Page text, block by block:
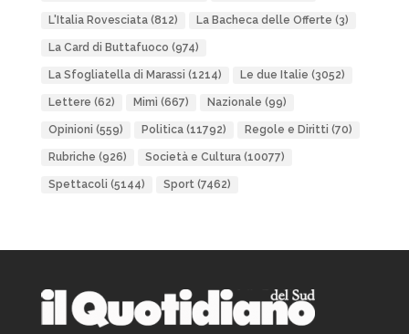
L'Italia Rovesciata(812) La Bacheca delle Offerte (3)
La Card di Buttafuoco (974)
La Sfogliatella di Marassi (1214) Le due Italie (3052)
Lettere (62) Mimì (667) Nazionale (99)
Opinioni (559) Politica(11792) Regole e Diritti (70)
Rubriche (926) Società e Cultura(10077)
Spettacoli (5144) Sport(7462)